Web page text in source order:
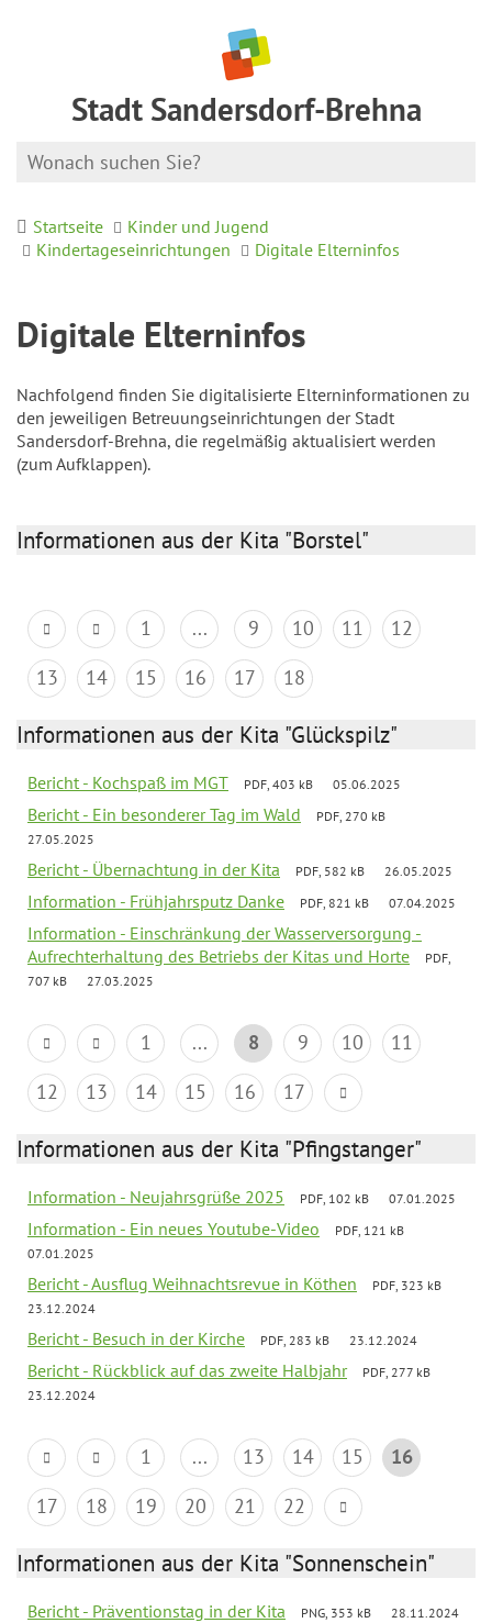
Stadt Sandersdorf-Brehna
Startseite
Kinder und Jugend
Kindertageseinrichtungen
Digitale Elterninfos
Digitale Elterninfos
Nachfolgend finden Sie digitalisierte Elterninformationen zu
den jeweiligen Betreuungseinrichtungen der Stadt
Sandersdorf-Brehna, die regelmäßig aktualisiert werden
(zum Aufklappen).
Informationen aus der Kita "Borstel"
1 ... 9 10 11
12
13
14 15 16 17 18
Informationen aus der Kita "Glückspilz"
Bericht - Kochspaß im MGT PDF, 403 kB 05.06.2025
Bericht - Ein besonderer Tag im Wald
PDF, 270 kB
27.05.2025
Bericht - Übernachtung in der Kita PDF, 582 kB 26.05.2025
Information - Frühjahrsputz Danke PDF, 821 kB 07.04.2025
Information - Einschränkung der Wasserversorgung -
Aufrechterhaltung des Betriebs der Kitas und Horte
PDF,
707 kB
27.03.2025
1 ... 8 9 10
11
12
13 14 15 16 17
Informationen aus der Kita "Pfingstanger"
Information - Neujahrsgrüße 2025 PDF, 102 kB 07.01.2025
Information - Ein neues Youtube-Video
PDF, 121 kB
07.01.2025
Bericht - Ausflug Weihnachtsrevue in Köthen
PDF, 323 kB
23.12.2024
Bericht - Besuch in der Kirche PDF, 283 kB 23.12.2024
Bericht - Rückblick auf das zweite Halbjahr
PDF, 277 kB
23.12.2024
1 ... 13 14 15
16
17
18 19 20 21 22
Informationen aus der Kita "Sonnenschein"
Bericht - Präventionstag in der Kita PNG, 353 kB 28.11.2024